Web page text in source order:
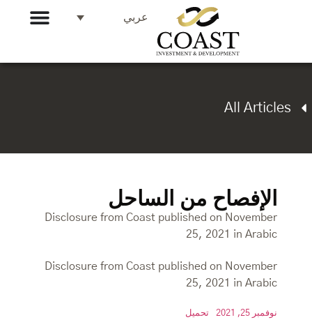
عربي
All Articles
الإفصاح من الساحل
Disclosure from Coast published on November
25, 2021 in Arabic
Disclosure from Coast published on November
25, 2021 in Arabic
نوفمبر 25, 2021 تحميل